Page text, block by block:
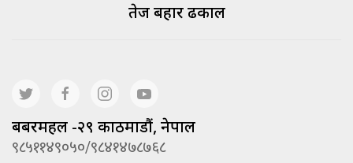
तेज बहादूर ढकाल
बबरमहल -२९ काठमाडौं, नेपाल
९८५११४९०५०/९८४१४७८७६८